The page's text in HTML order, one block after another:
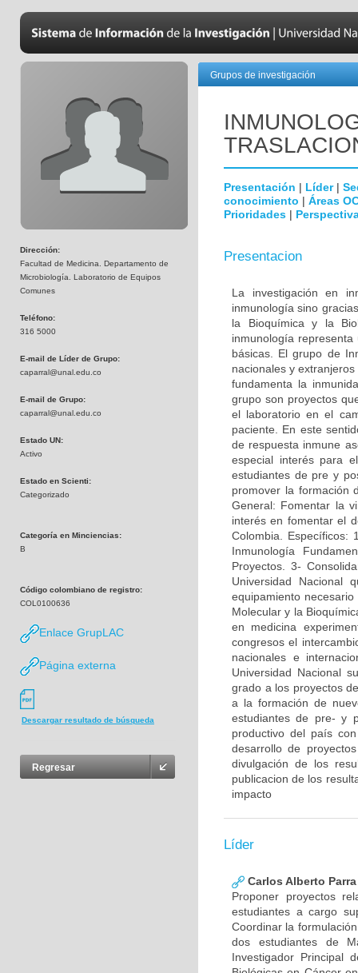
Dirección:
Facultad de Medicina. Departamento de
Microbiología. Laboratorio de Equipos
Comunes
Teléfono:
316 5000
E-mail de Líder de Grupo:
caparral@unal.edu.co
E-mail de Grupo:
caparral@unal.edu.co
Estado UN:
Activo
Estado en Scienti:
Categorizado
Categoría en Minciencias:
B
Código colombiano de registro:
COL0100636
Enlace GrupLAC
Página externa
Descargar resultado de búsqueda
Regresar
Grupos de investigación
Presentación | Líder|
conocimiento | Áreas
Prioridades |
Presentacion
La investigación en
inmunología sino
la Bioquímica y la
inmunología
básicas. El grupo de
nacionales y
fundamenta la
grupo son proyectos
el laboratorio en el
paciente. En este
de respuesta inmune
especial interés para
estudiantes de pre y
promover la formación
General: Fomentar la
interés en fomentar el
Colombia. Específicos:
Inmunología
Proyectos. 3-
Universidad
equipamiento
Molecular y la
en medicina
congresos el
nacionales e
Universidad Nacional
grado a los proyectos
a la formación de
estudiantes de pre- y
productivo del país
desarrollo de
divulgación de los
publicacion de los
impacto
Líder
Carlos Alberto
Proponer proyectos
estudiantes a cargo
Coordinar la
dos estudiantes de
Investigador Principal